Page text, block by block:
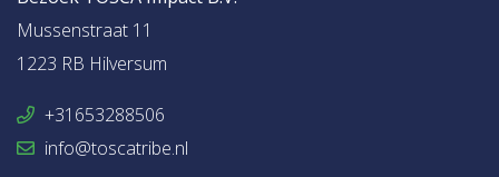
Mussenstraat 11
1223 RB Hilversum
+31653288506
info@toscatribe.nl